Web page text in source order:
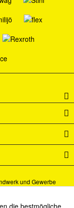
und Gewerbe
Versandkostenund ggf.
Aktiv
die bestmögliche